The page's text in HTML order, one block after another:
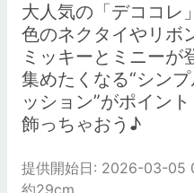
大人気の「デココレ
色のネクタイやリボ
ミッキーとミニー
集めたくなる“シン
ッション”がポイン
飾っちゃおう♪
提供開始日: 2026-03-05
約29cm